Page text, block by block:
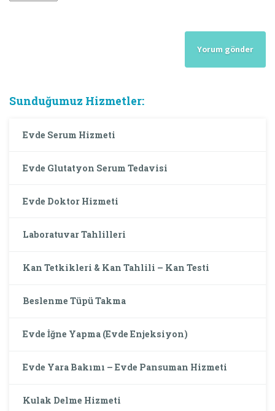
Sunduğumuz Hizmetler:
Evde Serum Hizmeti
Evde Glutatyon Serum Tedavisi
Evde Doktor Hizmeti
Laboratuvar Tahlilleri
Kan Tetkikleri & Kan Tahlili – Kan Testi
Beslenme Tüpü Takma
Evde İğne Yapma (Evde Enjeksiyon)
Evde Yara Bakımı – Evde Pansuman Hizmeti
Kulak Delme Hizmeti